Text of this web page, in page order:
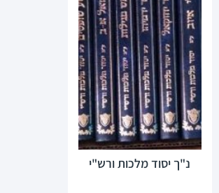
נ"ך יסוד מלכות ורש"י